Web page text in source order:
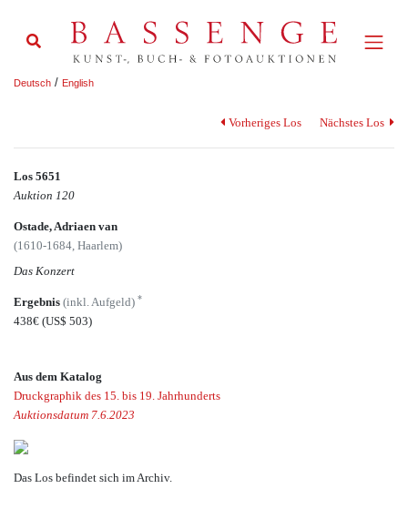
Deutsch / English
Vorheriges Los Nächstes Los
Los 5651
Auktion 120
Ostade, Adriaen van
(1610-1684, Haarlem)
Das Konzert
Ergebnis (inkl. Aufgeld) *
438€ (US$ 503)
Aus dem Katalog
Druckgraphik des 15. bis 19. Jahrhunderts
Auktionsdatum 7.6.2023
Das Los befindet sich im Archiv.